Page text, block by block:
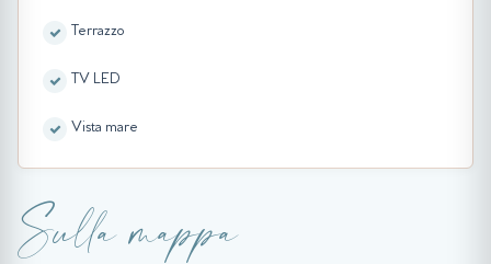
Terrazzo
TV LED
Vista mare
Sulla mappa